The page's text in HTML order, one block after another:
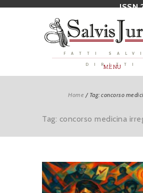
ISSN
FATTI
DIRITTI
MENU
Home / Tag: concorso
Tag: concorso medicina